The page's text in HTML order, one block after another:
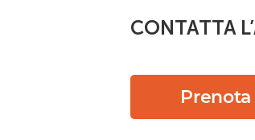
CONTATTA